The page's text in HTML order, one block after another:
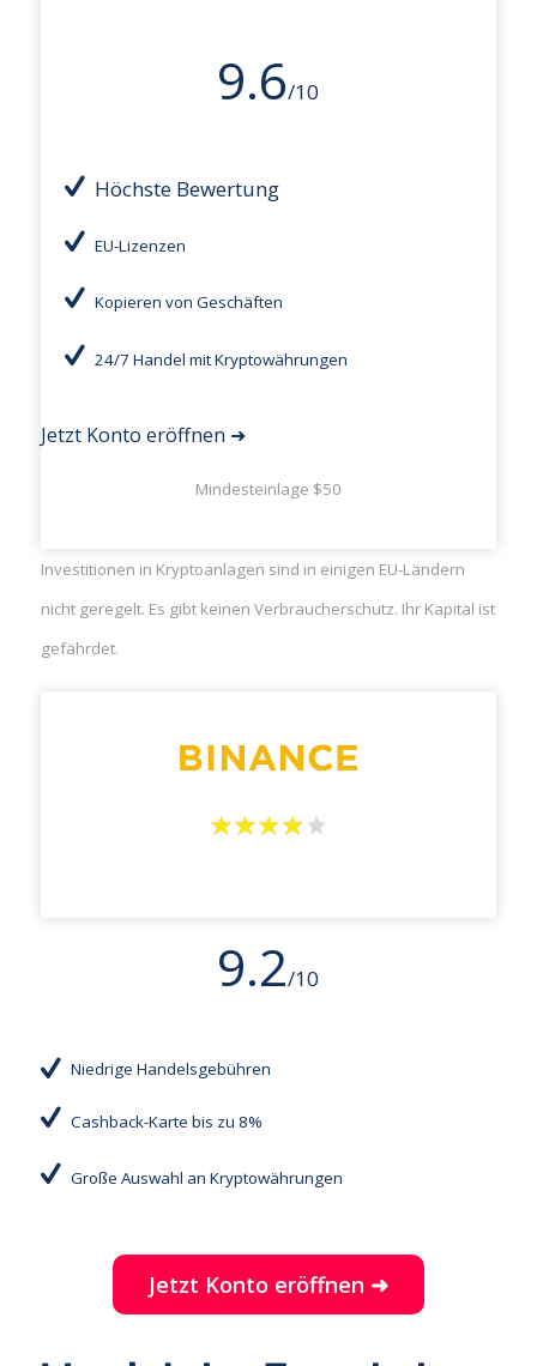
9.6/10
Höchste Bewertung
EU-Lizenzen
Kopieren von Geschäften
24/7 Handel mit Kryptowährungen
Jetzt Konto eröffnen ➜
Mindesteinlage $50
Investitionen in Kryptoanlagen sind in einigen EU-Ländern
nicht geregelt. Es gibt keinen Verbraucherschutz. Ihr Kapital ist
gefährdet.
9.2/10
Niedrige Handelsgebühren
Cashback-Karte bis zu 8%
Große Auswahl an Kryptowährungen
Jetzt Konto eröffnen ➜